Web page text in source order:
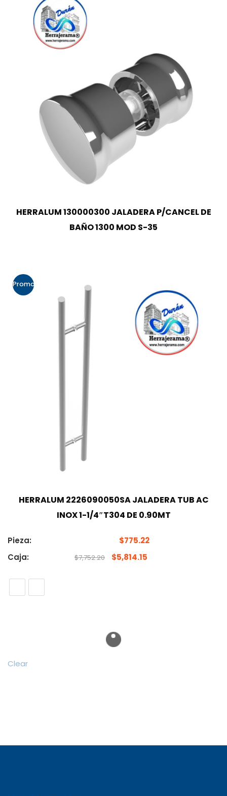
HERRALUM 130000300 JALADERA P/CANCEL DE
BAÑO 1300 MOD S-35
Promo!
HERRALUM 2226090050SA JALADERA TUB AC
INOX 1-1/4″T304 DE 0.90MT
Pieza: $775.22
Caja:
$7,752.20 $5,814.15
Clear